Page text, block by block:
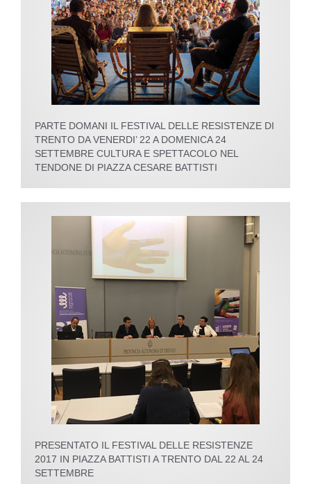
PARTE DOMANI IL FESTIVAL DELLE RESISTENZE DI
TRENTO DA VENERDI’ 22 A DOMENICA 24
SETTEMBRE CULTURA E SPETTACOLO NEL
TENDONE DI PIAZZA CESARE BATTISTI
PRESENTATO IL FESTIVAL DELLE RESISTENZE
2017 IN PIAZZA BATTISTI A TRENTO DAL 22 AL 24
SETTEMBRE